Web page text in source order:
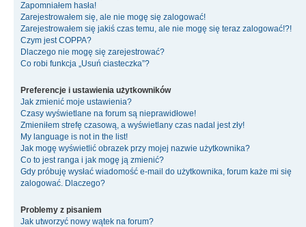
Zapomniałem hasła!
Zarejestrowałem się, ale nie mogę się zalogować!
Zarejestrowałem się jakiś czas temu, ale nie mogę się teraz zalogować!?!
Czym jest COPPA?
Dlaczego nie mogę się zarejestrować?
Co robi funkcja „Usuń ciasteczka”?
Preferencje i ustawienia użytkowników
Jak zmienić moje ustawienia?
Czasy wyświetlane na forum są nieprawidłowe!
Zmieniłem strefę czasową, a wyświetlany czas nadal jest zły!
My language is not in the list!
Jak mogę wyświetlić obrazek przy mojej nazwie użytkownika?
Co to jest ranga i jak mogę ją zmienić?
Gdy próbuję wysłać wiadomość e-mail do użytkownika, forum każe mi się
zalogować. Dlaczego?
Problemy z pisaniem
Jak utworzyć nowy wątek na forum?